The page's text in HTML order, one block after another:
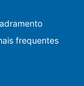
frequentes